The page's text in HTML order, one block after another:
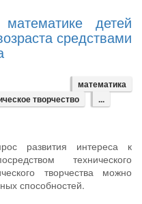
детей
средствами
математика
творчество ...
развития интереса к
технического
творчества можно
способностей.